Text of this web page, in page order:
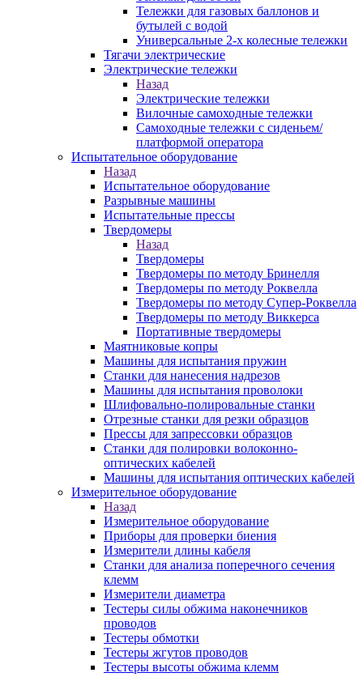
Тележки для газовых баллонов и
бутылей с водой
Универсальные 2-х колесные тележки
Тягачи электрические
Электрические тележки
Назад
Электрические тележки
Вилочные самоходные тележки
Самоходные тележки с сиденьем/
платформой оператора
Испытательное оборудование
Назад
Испытательное оборудование
Разрывные машины
Испытательные прессы
Твердомеры
Назад
Твердомеры
Твердомеры по методу Бринелля
Твердомеры по методу Роквелла
Твердомеры по методу Супер-Роквелла
Твердомеры по методу Виккерса
Портативные твердомеры
Маятниковые копры
Машины для испытания пружин
Станки для нанесения надрезов
Машины для испытания проволоки
Шлифовально-полировальные станки
Отрезные станки для резки образцов
Прессы для запрессовки образцов
Станки для полировки волоконно-
оптических кабелей
Машины для испытания оптических кабелей
Измерительное оборудование
Назад
Измерительное оборудование
Приборы для проверки биения
Измерители длины кабеля
Станки для анализа поперечного сечения
клемм
Измерители диаметра
Тестеры силы обжима наконечников
проводов
Тестеры обмотки
Тестеры жгутов проводов
Тестеры высоты обжима клемм